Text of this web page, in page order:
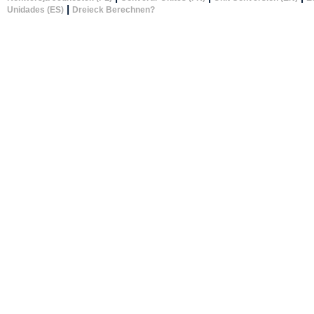
Unidades (ES) | Dreieck Berechnen?